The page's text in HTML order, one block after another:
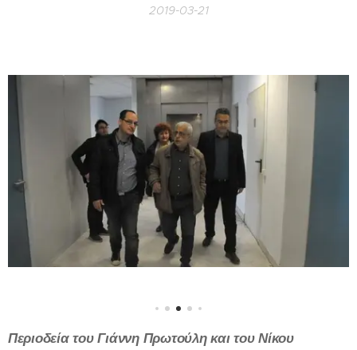
2019-03-21
Περιοδεία του Γιάννη Πρωτούλη και του Νίκου